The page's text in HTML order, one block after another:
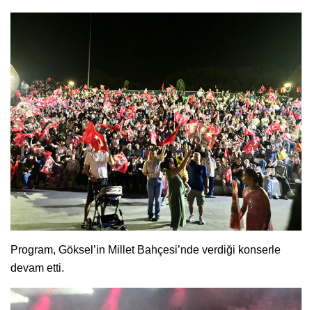
Program, Göksel’in Millet Bahçesi’nde verdiği konserle
devam etti.